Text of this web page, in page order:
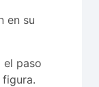
en su
el paso